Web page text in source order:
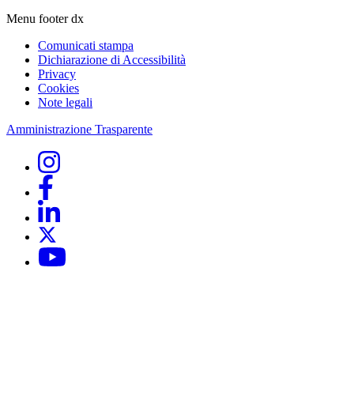
Menu footer dx
Comunicati stampa
Dichiarazione di Accessibilità
Privacy
Cookies
Note legali
Amministrazione Trasparente